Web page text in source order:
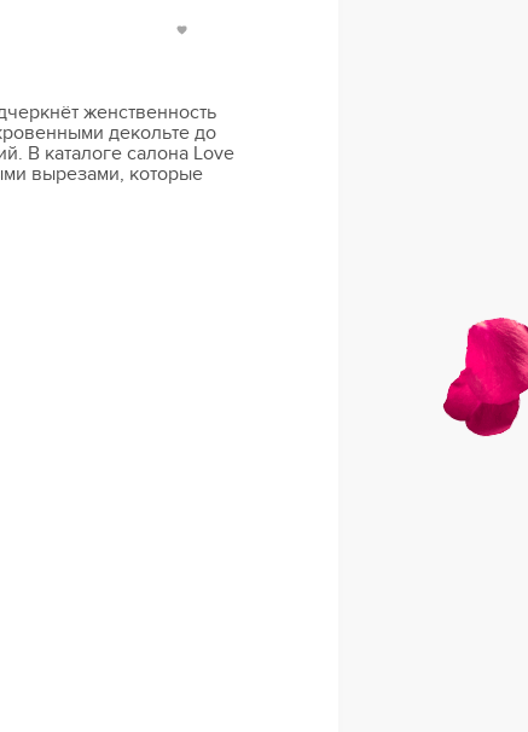
женственность
декольте до
В каталоге салона Love
вырезами, которые